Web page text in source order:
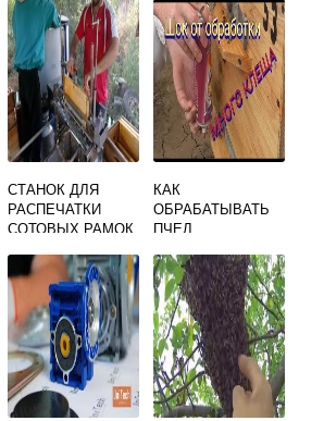
ПЧЕЛ
СТАНОК ДЛЯ
РАСПЕЧАТКИ
СОТОВЫХ РАМОК
НОЖАМИ
КАК
ОБРАБАТЫВАТЬ
ПЧЕЛ